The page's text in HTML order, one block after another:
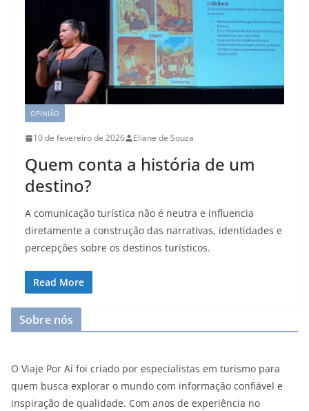
OPINIÃO
10 de fevereiro de 2026 Eliane de Souza
Quem conta a história de um
destino?
A comunicação turística não é neutra e influencia
diretamente a construção das narrativas, identidades e
percepções sobre os destinos turísticos.
Read More
Sobre nós
O Viaje Por Aí foi criado por especialistas em turismo para
quem busca explorar o mundo com informação confiável e
inspiração de qualidade. Com anos de experiência no